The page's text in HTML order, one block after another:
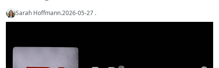
Sarah Hoffmann.2026-05-27 .